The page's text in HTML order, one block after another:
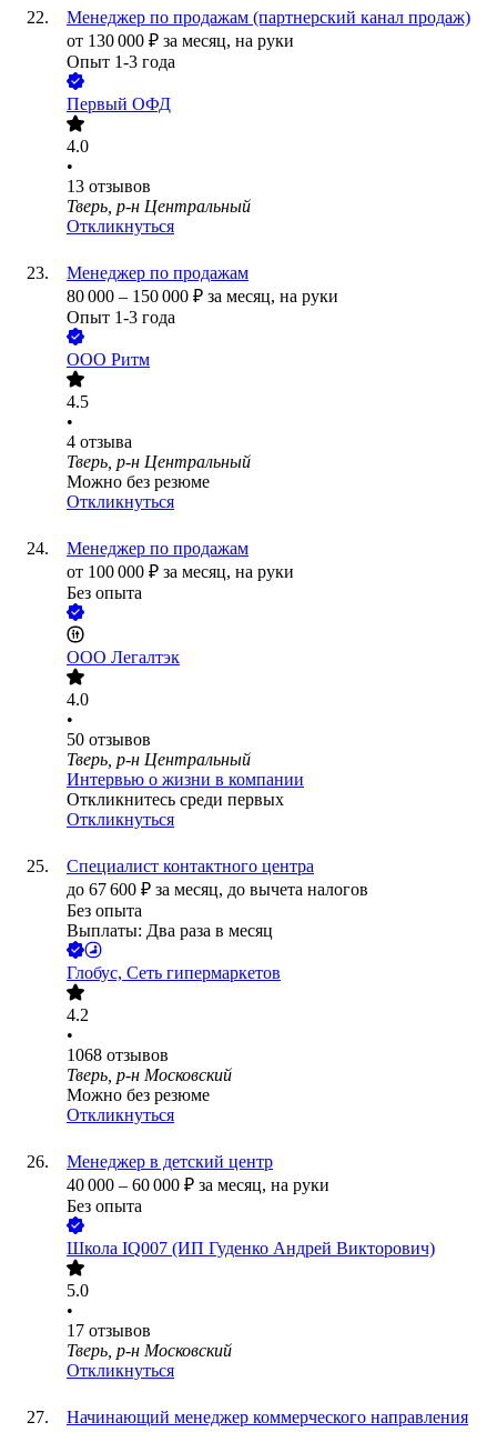
Менеджер по продажам (партнерский канал продаж)
от 130 000 ₽ за месяц, на руки
Опыт 1-3 года
Первый ОФД
4.0
•
13 отзывов
Тверь, р-н Центральный
Откликнуться
Менеджер по продажам
80 000 – 150 000 ₽ за месяц, на руки
Опыт 1-3 года
ООО Ритм
4.5
•
4 отзыва
Тверь, р-н Центральный
Можно без резюме
Откликнуться
Менеджер по продажам
от 100 000 ₽ за месяц, на руки
Без опыта
ООО Легалтэк
4.0
•
50 отзывов
Тверь, р-н Центральный
Интервью о жизни в компании
Откликнитесь среди первых
Откликнуться
Специалист контактного центра
до 67 600 ₽ за месяц, до вычета налогов
Без опыта
Выплаты: Два раза в месяц
Глобус, Сеть гипермаркетов
4.2
•
1068 отзывов
Тверь, р-н Московский
Можно без резюме
Откликнуться
Менеджер в детский центр
40 000 – 60 000 ₽ за месяц, на руки
Без опыта
Школа IQ007 (ИП Гуденко Андрей Викторович)
5.0
•
17 отзывов
Тверь, р-н Московский
Откликнуться
Начинающий менеджер коммерческого направления